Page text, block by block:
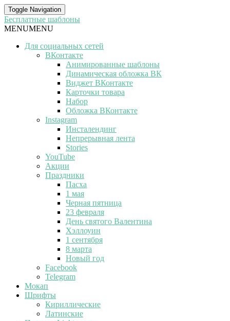
Toggle Navigation
Бесплатные шаблоны
MENUMENU
Для социальных сетей
ВКонтакте
Анимированные шаблоны
Динамическая обложка ВК
Виджет ВКонтакте
Карточки товара
Набор
Обложка ВКонтакте
Instagram
Инсталендинг
Непрерывная лента
Stories
YouTube
Акции
Праздники
Пасха
1 мая
Черная пятница
23 февраля
День святого Валентина
Хэллоуин
1 сентября
8 марта
Новый год
Facebook
Telegram
Мокап
Шрифты
Кириллические
Латинские